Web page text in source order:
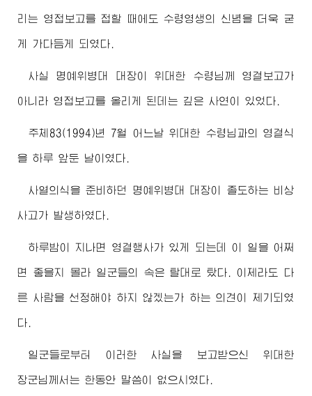
리는 영접보고를 접할 때에도 수령영생의 신념을 더욱 굳
게 가다듬게 되였다.
사실 명예위병대 대장이위대한 수령님 께 영결보고가
아니라 영접보고를 올리게 된데는 깊은 사연이 있었다.
주체83(1994)년 7월 어느날위대한 수령님 과의 영결식
을 하루 앞둔 날이였다.
사열의식을 준비하던 명예위병대 대장이 졸도하는 비상
사고가 발생하였다.
하루밤이 지나면 영결행사가 있게 되는데 이 일을 어쩌
면 좋을지 몰라 일군들의 속은 탈대로 탔다. 이제라도 다
른 사람을 선정해야 하지 않겠는가 하는 의견이 제기되였
다.
일군들로부터 이러한 사실을 보고받으신 위대한
장군님께서 는 한동안 말씀이 없으시였다.